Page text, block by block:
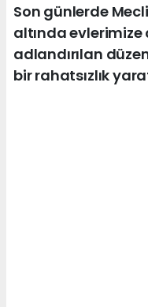
Son günlerde
altında
adlandırılan
bir rahatsızlık